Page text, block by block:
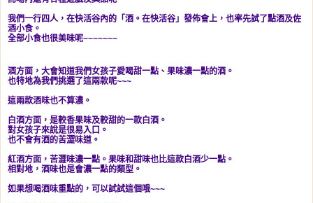
我們一行四人，在快活谷內的「酒。在快活谷」發佈會上，也率先試了點酒及佐
酒小食。
全部小食也很美味呢~~~~~~~
酒方面，大會知道我們女孩子愛喝甜一點、果味濃一點的酒。
也特地為我們挑選了這兩款呢~~~
這兩款酒味也不算濃。
白酒方面，是較香果味及較甜的一款白酒。
對女孩子來說是很易入口。
也不會有酒的苦澀味道。
紅酒方面，苦澀味濃一點。果味和甜味也比這款白酒少一點。
相對地，酒味也是會濃一點的類型。
如果想喝酒味重點的，可以試試這個哦~~~